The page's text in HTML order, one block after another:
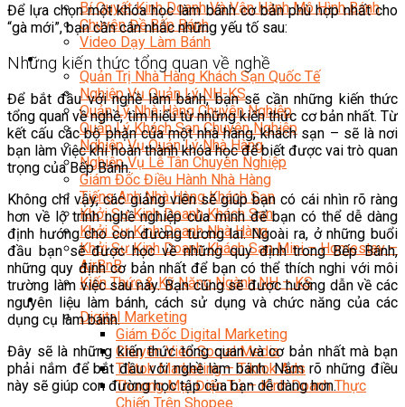
Bí Quyết Kinh Doanh Và Vận Hành Mô Hình Bánh
Chuyên Đề Bếp Bánh
Video Dạy Làm Bánh
Quản Trị NHKS
Quản Trị Nhà Hàng Khách Sạn Quốc Tế
Nghiệp Vụ Quản Lý NH-KS
Quản Lý Nhà Hàng Chuyên Nghiệp
Quản Lý Khách Sạn Chuyên Nghiệp
Nghiệp Vụ Quản Lý Nhà Hàng
Nghiệp Vụ Lễ Tân Chuyên Nghiệp
Giám Đốc Điều Hành Nhà Hàng
Tiếng Anh Nhà Hàng Khách Sạn
Khởi Sự Kinh Doanh Khách Sạn
Khởi Sự Kinh Doanh Nhà Hàng
Khởi Sự Kinh Doanh Khách Sạn Mini – Homestay –
AirBnB
Kiến Thức & Kỹ Năng Ngành NH – KS
Marketing
Digital Marketing
Giám Đốc Digital Marketing
Chuyên Viên Social Media
Tiktok Marketing – Tiktok Ads
Thương Mại Điện Tử – Kinh Doanh Thực
Chiến Trên Shopee
Để lựa chọn một khóa học làm bánh cơ bản phù hợp nhất cho
“gà mới”, bạn cần cân nhắc những yếu tố sau:
Những kiến thức tổng quan về nghề
Để bắt đầu với nghề làm bánh, bạn sẽ cần những kiến thức
tổng quan về nghề, tìm hiểu từ những kiến thức cơ bản nhất. Từ
kết cấu các bộ phận của một nhà hàng, khách sạn – sẽ là nơi
bạn làm việc khi hoàn thành khóa học để biết được vai trò quan
trọng của Bếp Bánh.
Không chỉ vậy, các giảng viên sẽ giúp bạn có cái nhìn rõ ràng
hơn về lộ trình nghề nghiệp của mình để bạn có thể dễ dàng
định hướng cho con đường tương lai. Ngoài ra, ở những buổi
đầu bạn sẽ được học về những quy định trong Bếp Bánh,
những quy định cơ bản nhất để bạn có thể thích nghi với môi
trường làm việc sau này. Bạn cũng sẽ được hướng dẫn về các
nguyên liệu làm bánh, cách sử dụng và chức năng của các
dụng cụ làm bánh.
Đây sẽ là những kiến thức tổng quan và cơ bản nhất mà bạn
phải nắm để bắt đầu với nghề làm bánh. Nắm rõ những điều
này sẽ giúp con đường học tập của bạn dễ dàng hơn.